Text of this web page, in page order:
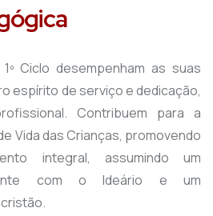
Ciclo desempenham as suas
espírito de serviço e dedicação,
Contribuem para a
Vida das Crianças, promovendo
integral, assumindo um
com o Ideário e um